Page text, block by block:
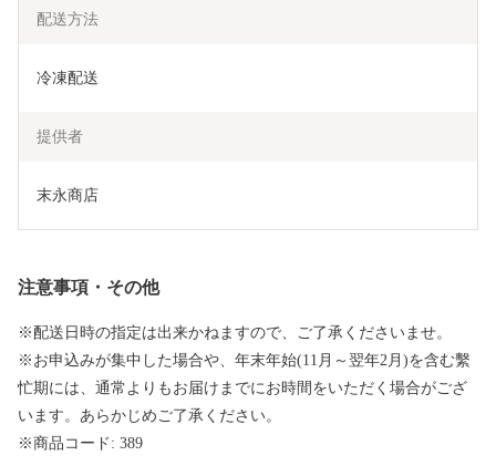
配送方法
冷凍配送
提供者
末永商店
注意事項・その他
※配送日時の指定は出来かねますので、ご了承くださいませ。
※お申込みが集中した場合や、年末年始(11月～翌年2月)を含む繫
忙期には、通常よりもお届けまでにお時間をいただく場合がござ
います。あらかじめご了承ください。
※商品コード: 389